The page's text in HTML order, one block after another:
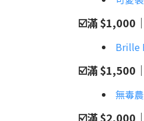
☑️滿 $1,000
Brille
☑️滿 $1,500
無毒
☑️滿 $2,000